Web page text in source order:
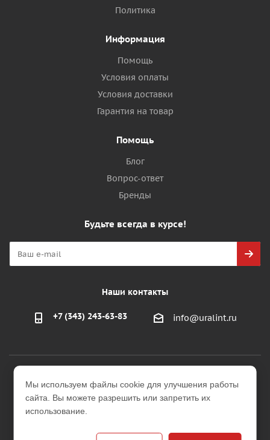
Политика
Информация
Помощь
Условия оплаты
Условия доставки
Гарантия на товар
Помощь
Блог
Вопрос-ответ
Бренды
Будьте всегда в курсе!
Наши контакты
+7 (343) 243-63-83 info@uralint.ru
2026 © ООО "УралИнтерьер"
Интернет-магазин строительных и отделочных
Версия для печати
Мы используем файлы cookie для улучшения работы
сайта. Вы можете разрешить или запретить их
использование.